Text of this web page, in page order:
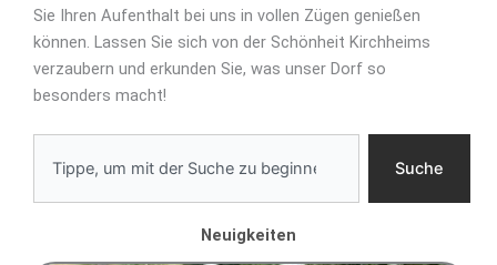
Sie Ihren Aufenthalt bei uns in vollen Zügen genießen
können. Lassen Sie sich von der Schönheit Kirchheims
verzaubern und erkunden Sie, was unser Dorf so
besonders macht!
c
Suche
Neuigkeiten